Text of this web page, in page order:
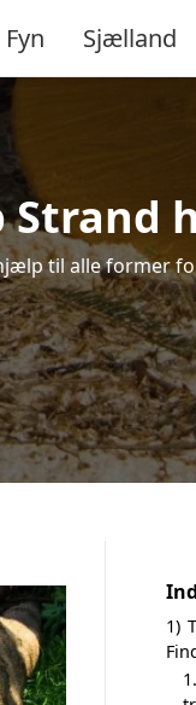
Fyn Sjælland
til alle former
1)